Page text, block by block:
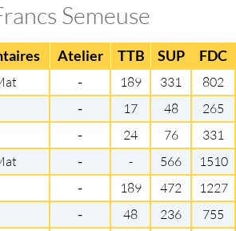
Semeuse
Atelier TTB SUP FDC
- 189 331
802
- 17 48
265
- 24 76
331
- - 566
1510
- 189 472
1227
- 48 236
755